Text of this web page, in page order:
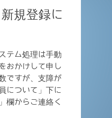
規登録に
テム処理は手動
おかけして申し
ですが、支障が
について」下に
欄からご連絡く